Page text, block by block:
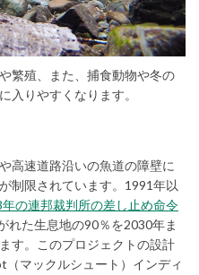
繁殖、また、捕食動物や冬の
入りやすくなります。
高速道路沿いの魚道の障壁に
制限されています。1991年以
の連邦裁判所の差し止め命令
れた生息地の90％を2030年ま
す。このプロジェクトの設計
マックルシュート）インディ